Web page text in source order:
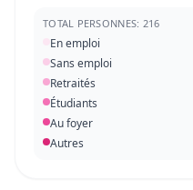
TOTAL PERSONNES: 216
En emploi
Sans emploi
Retraités
Étudiants
Au foyer
Autres